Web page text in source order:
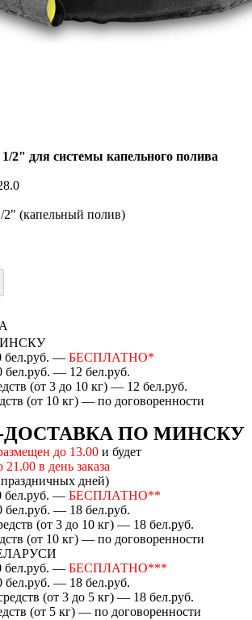
2" для системы капельного полива
(капельный полив)
бел.руб. — БЕСПЛАТНО*
бел.руб. — 12 бел.руб.
(от 3 до 10 кг) — 12 бел.руб.
(от 10 кг) — по договоренности
ДОСТАВКА ПО МИНСКУ
до 13.00 и будет
21.00 в день заказа
дней)
бел.руб. — БЕСПЛАТНО**
бел.руб. — 18 бел.руб.
(от 3 до 10 кг) — 18 бел.руб.
(от 10 кг) — по договоренности
бел.руб. — БЕСПЛАТНО***
бел.руб. — 18 бел.руб.
(от 3 до 5 кг) — 18 бел.руб.
(от 5 кг) — по договоренности